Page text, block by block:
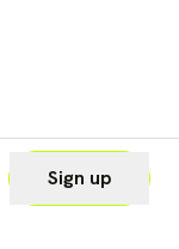
Sign up